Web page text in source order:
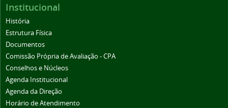
Institucional
História
Estrutura Física
Documentos
Comissão Própria de Avaliação - CPA
Conselhos e Núcleos
Agenda Institucional
Agenda da Direção
Horário de Atendimento